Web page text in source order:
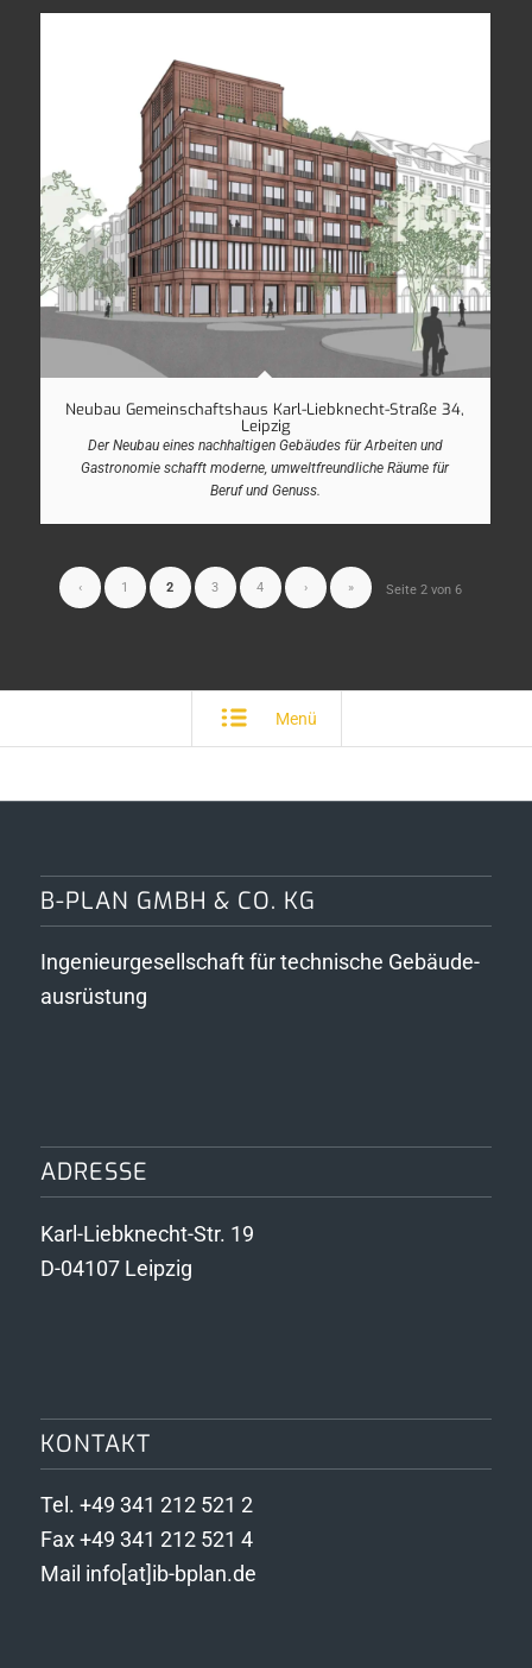
Neubau Gemeinschaftshaus Karl-Liebknecht-Straße 34,
Leipzig
Der Neubau eines nachhaltigen Gebäudes für Arbeiten und
Gastronomie schafft moderne, umweltfreundliche Räume für
Beruf und Genuss.
Seite 2 von 6
‹ 1 2 3 4 › »
Menü
B-PLAN GMBH & CO. KG
Ingenieurgesellschaft für technische Gebäude­
ausrüstung
ADRESSE
Karl-Liebknecht-Str. 19
D-04107 Leipzig
KONTAKT
Tel. +49 341 212 521 2
Fax +49 341 212 521 4
Mail info[at]ib-bplan.de